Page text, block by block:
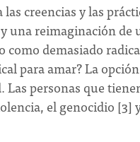
creencias y las
una reimaginación de
como demasiado
para amar? La
personas que
el genocidio [3]